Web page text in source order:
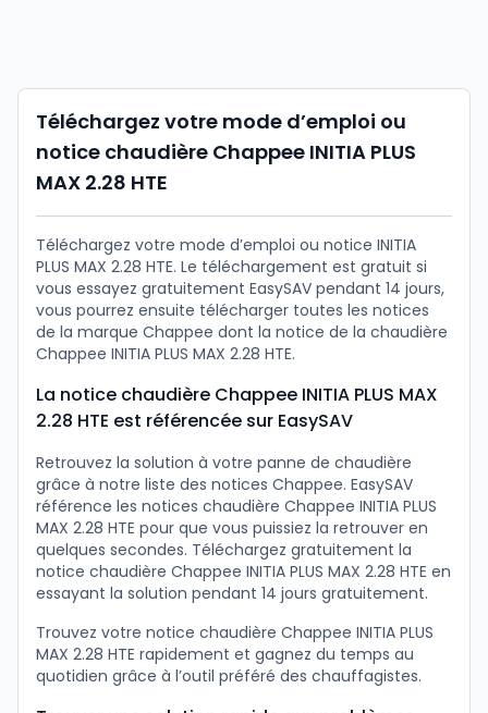
Téléchargez votre mode d’emploi ou
notice chaudière Chappee INITIA PLUS
MAX 2.28 HTE
Téléchargez votre mode d’emploi ou notice INITIA
PLUS MAX 2.28 HTE. Le téléchargement est gratuit si
vous essayez gratuitement EasySAV pendant 14 jours,
vous pourrez ensuite télécharger toutes les notices
de la marque Chappee dont la notice de la chaudière
Chappee INITIA PLUS MAX 2.28 HTE.
La notice chaudière Chappee INITIA PLUS MAX
2.28 HTE est référencée sur EasySAV
Retrouvez la solution à votre panne de chaudière
grâce à notre liste des notices Chappee. EasySAV
référence les notices chaudière Chappee INITIA PLUS
MAX 2.28 HTE pour que vous puissiez la retrouver en
quelques secondes. Téléchargez gratuitement la
notice chaudière Chappee INITIA PLUS MAX 2.28 HTE en
essayant la solution pendant 14 jours gratuitement.
Trouvez votre notice chaudière Chappee INITIA PLUS
MAX 2.28 HTE rapidement et gagnez du temps au
quotidien grâce à l’outil préféré des chauffagistes.